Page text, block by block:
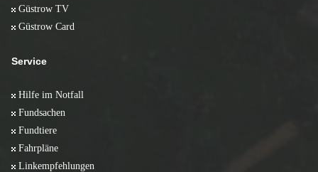
Güstrow TV
Güstrow Card
Service
Hilfe im Notfall
Fundsachen
Fundtiere
Fahrpläne
Linkempfehlungen